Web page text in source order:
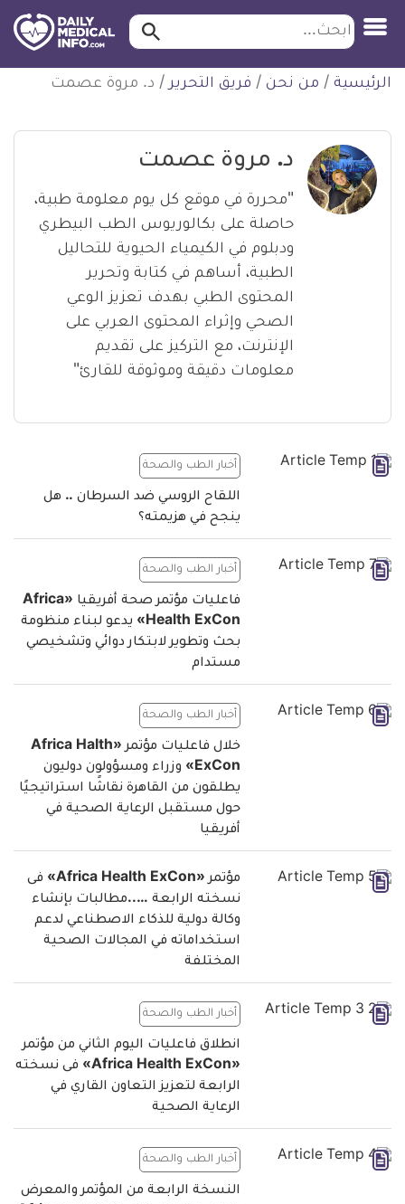
التخطي
للمحتوى
طبية
ابحث ابحث…
الرئيسية / من نحن / فريق التحرير/ د. مروة عصمت
د. مروة عصمت
"محررة في موقع كل يوم معلومة طبية،
حاصلة على بكالوريوس الطب البيطري
ودبلوم في الكيمياء الحيوية للتحاليل
الطبية، أساهم في كتابة وتحرير
المحتوى الطبي بهدف تعزيز الوعي
الصحي وإثراء المحتوى العربي على
الإنترنت، مع التركيز على تقديم
معلومات دقيقة وموثوقة للقارئ"
أخبار الطب والصحة
اللقاح الروسي ضد السرطان .. هل
ينجح في هزيمته؟
أخبار الطب والصحة
فاعليات مؤتمر صحة أفريقيا «Africa
Health ExCon» يدعو لبناء منظومة
بحث وتطوير لابتكار دوائي وتشخيصي
مستدام
أخبار الطب والصحة
خلال فاعليات مؤتمر «Africa Halth
ExCon» وزراء ومسؤولون دوليون
يطلقون من القاهرة نقاشًا استراتيجيًا
حول مستقبل الرعاية الصحية في
أفريقيا
مؤتمر «Africa Health ExCon» فى
نسخته الرابعة …..مطالبات بإنشاء
وكالة دولية للذكاء الاصطناعي لدعم
استخداماته في المجالات الصحية
المختلفة
أخبار الطب والصحة
انطلاق فاعليات اليوم الثاني من مؤتمر
«Africa Health ExCon» فى نسخته
الرابعة لتعزيز التعاون القاري في
الرعاية الصحية
أخبار الطب والصحة
النسخة الرابعة من المؤتمر والمعرض